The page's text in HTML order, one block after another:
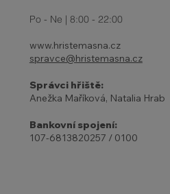
Po - Ne | 8:00 - 22:00
www.hristemasna.cz
spravce@hristemasna.cz
Správci hřiště:
Anežka Maříková, Natalia Hrab
Bankovní spojení:
107-6813820257 / 0100